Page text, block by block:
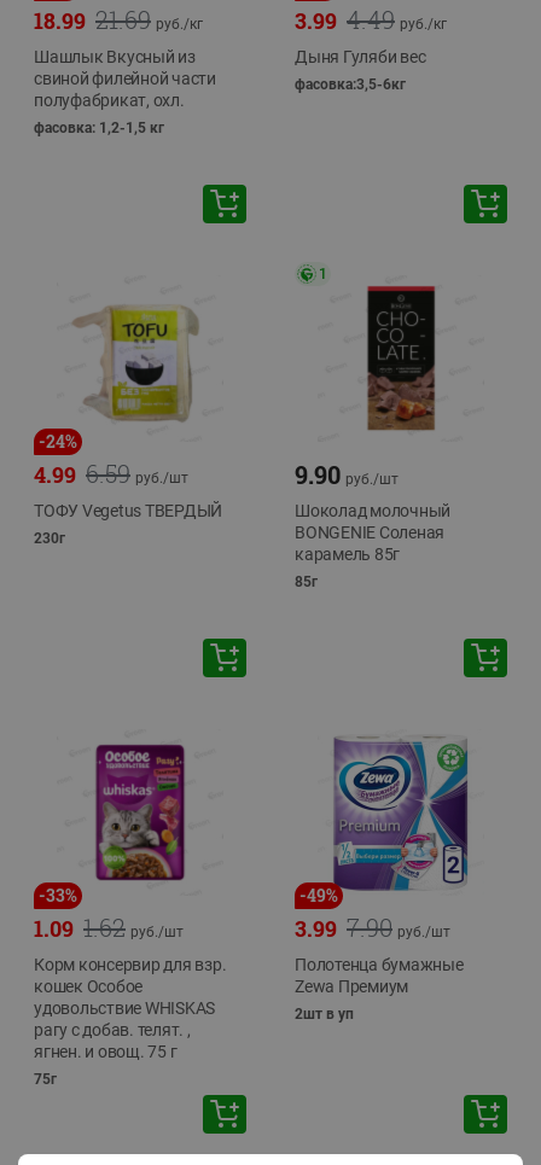
21.69
18.99 руб./кг
Шашлык Вкусный из
свиной филейной части
полуфабрикат, охл.
фасовка: 1,2-1,5 кг
4.49
3.99 руб./кг
Дыня Гуляби вес
фасовка:3,5-6кг
-24%
6.59
4.99 руб./шт
ТОФУ Vegetus ТВЕРДЫЙ
230г
1
9.90 руб./шт
Шоколад молочный
BONGENIE Соленая
карамель 85г
85г
-33%
1.62
1.09 руб./шт
Корм консервир для взр.
кошек Особое
удовольствие WHISKAS
рагу с добав. телят. ,
ягнен. и овощ. 75 г
75г
-49%
7.90
3.99 руб./шт
Полотенца бумажные
Zewa Премиум
2шт в уп